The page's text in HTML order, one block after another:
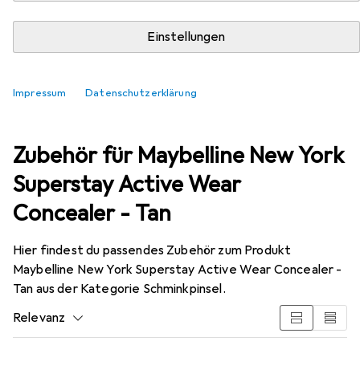
Einstellungen
Impressum Datenschutzerklärung
Zubehör für Maybelline New York
Superstay Active Wear
Concealer - Tan
Hier findest du passendes Zubehör zum Produkt
Maybelline New York Superstay Active Wear Concealer -
Tan aus der Kategorie Schminkpinsel.
Relevanz